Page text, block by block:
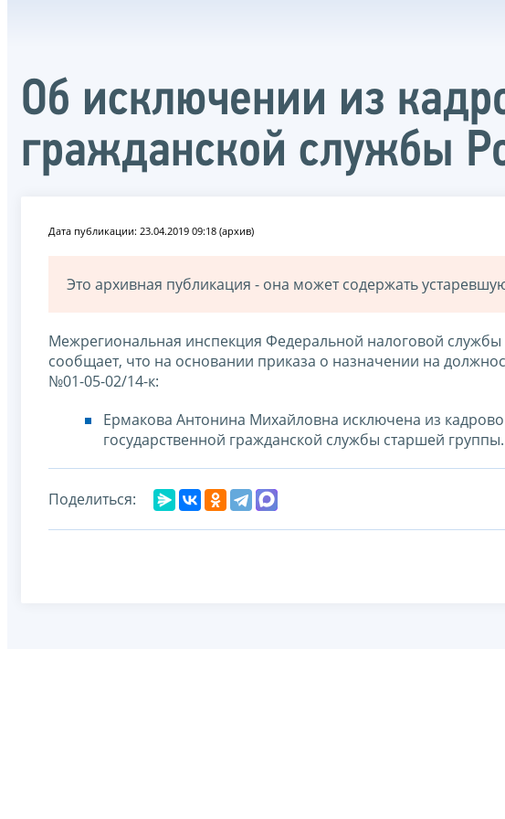
Об исключении из
гражданской службы
Дата публикации: 23.04.2019 09:18 (архив)
Это архивная публикация - она может содержать
Межрегиональная инспекция Федеральной налоговой
сообщает, что на основании приказа о назначении на
№01-05-02/14-к:
Ермакова Антонина Михайловна исключена из
государственной гражданской службы старшей группы.
Поделиться: